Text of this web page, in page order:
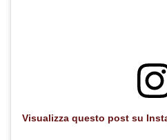
Visualizza questo post su